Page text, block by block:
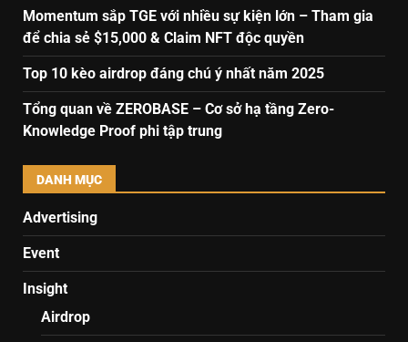
Momentum sắp TGE với nhiều sự kiện lớn – Tham gia
để chia sẻ $15,000 & Claim NFT độc quyền
Top 10 kèo airdrop đáng chú ý nhất năm 2025
Tổng quan về ZEROBASE – Cơ sở hạ tầng Zero-
Knowledge Proof phi tập trung
DANH MỤC
Advertising
Event
Insight
Airdrop